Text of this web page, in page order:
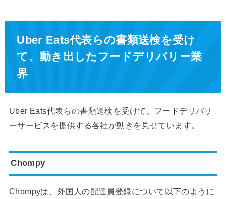
Uber Eats代表らの書類送検を受け
て、動き出したフードデリバリー業
界
Uber Eats代表らの書類送検を受けて、フードデリバリ
ーサービスを提供する各社が動きを見せています。
Chompy
Chompyは、外国人の配達員登録について以下のように